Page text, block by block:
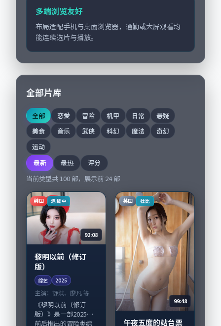
多端浏览友好
布局适配手机与桌面浏览器，通勤或大屏观看均
能连续选片与播放。
全部片库
全部 恋爱 冒险 机甲 日常
悬疑
美食
音乐 武侠 科幻 魔法
奇幻
运动
最新
最热
评分
当前类型共100 部，展示前 24部
韩国 连载中
92:08
黎明以前（修订
版）
综艺 2025
主演： 舒淇、廖凡 等
《黎明以前（修订
版）》是一部2025年
前后推出的冒险类综
英国 杜比
99:48
午夜五度的站台票